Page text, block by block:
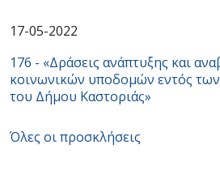
17-05-2022
176 - «Δράσεις ανάπτυξης και
κοινωνικών υποδομών εντός
του Δήμου Καστοριάς»
Όλες οι προσκλήσεις